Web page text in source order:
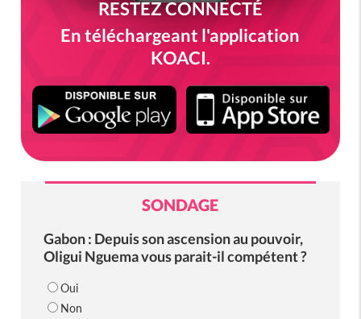
RESTEZ CONNECTÉ
En téléchargeant l'application
KOACI.
SONDAGE
Gabon : Depuis son ascension au pouvoir,
Oligui Nguema vous parait-il compétent ?
Oui
Non